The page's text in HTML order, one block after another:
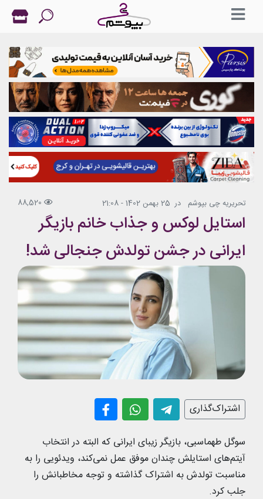
تحریریه چی بپوشم در 25 بهمن 1402 - 21:08 88,520
استایل لوکس و جذاب خانم بازیگر
ایرانی در جشن تولدش جنجالی شد!
اشتراک‌گذاری
سوگل طهماسبی، بازیگر زیبای ایرانی که البته در انتخاب
آیتم‌های استایلش چندان موفق عمل نمی‌کند، ویدئویی را به
مناسبت تولدش به اشتراک گذاشته و توجه مخاطبانش را
جلب کرد.